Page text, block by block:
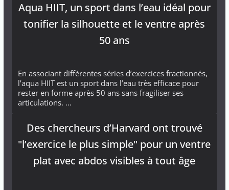
Aqua HIIT, un sport dans l’eau idéal pour
tonifier la silhouette et le ventre après
50 ans
En associant différentes séries d’exercices fractionnés,
l’aqua HIIT est un sport dans l’eau très efficace pour
rester en forme après 50 ans sans fragiliser ses
articulations. …
Des chercheurs d’Harvard ont trouvé
"l’exercice le plus simple" pour un ventre
plat avec abdos visibles à tout âge